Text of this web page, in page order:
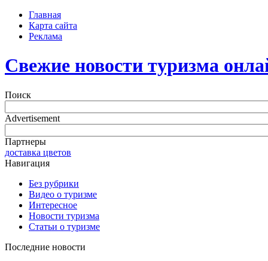
Главная
Карта сайта
Реклама
Свежие новости туризма
Поиск
Advertisement
Партнеры
доставка цветов
Навигация
Без рубрики
Видео о туризме
Интересное
Новости туризма
Статьи о туризме
Последние новости